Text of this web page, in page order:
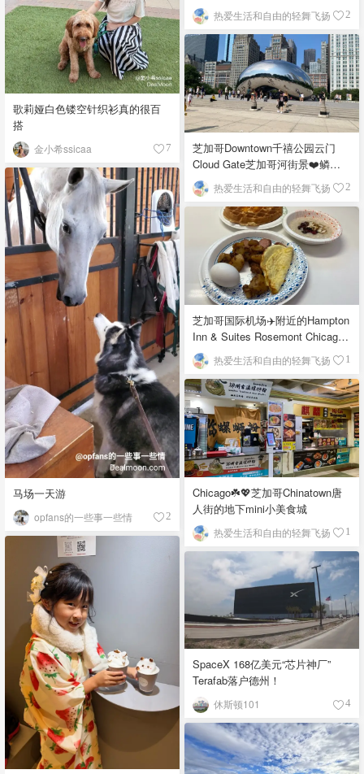
歌莉娅白色镂空针织衫真的很百
搭
金小希ssicaa 7
热爱生活和自由的轻舞飞扬 2
芝加哥Downtown千禧公园云门
Cloud Gate芝加哥河街景❤️鳞次
栉比的高楼
热爱生活和自由的轻舞飞扬 2
马场一天游
opfans的一些事一些情 2
芝加哥国际机场✈️附近的Hampton
Inn & Suites Rosemont Chicago
O'Hare自助早餐
热爱生活和自由的轻舞飞扬 1
Chicago☘️💖芝加哥Chinatown唐
人街的地下mini小美食城
热爱生活和自由的轻舞飞扬 1
SpaceX 168亿美元“芯片神厂”
Terafab落户德州！
休斯顿101 4